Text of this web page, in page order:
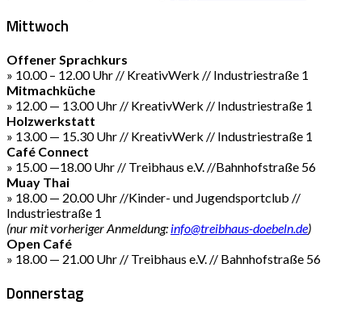
Mittwoch
Offener Sprachkurs
» 10.00 – 12.00 Uhr // KreativWerk // Industriestraße 1
Mitmachküche
» 12.00 — 13.00 Uhr // KreativWerk // Industriestraße 1
Holzwerkstatt
» 13.00 — 15.30 Uhr // KreativWerk // Industriestraße 1
Café Connect
» 15.00 —18.00 Uhr // Treibhaus e.V. //Bahnhofstraße 56
Muay Thai
» 18.00 — 20.00 Uhr //Kinder- und Jugendsportclub //
Industriestraße 1
(nur mit vorheriger Anmeldung: info@treibhaus-doebeln.de)
Open Café
» 18.00 — 21.00 Uhr // Treibhaus e.V. // Bahnhofstraße 56
Donnerstag